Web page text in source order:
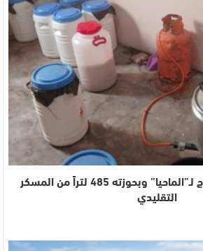
الداخلة.. توقيف مُروج لـ”الماحيا” وبحوزته 485 لتراً من المسكر
التقليدي